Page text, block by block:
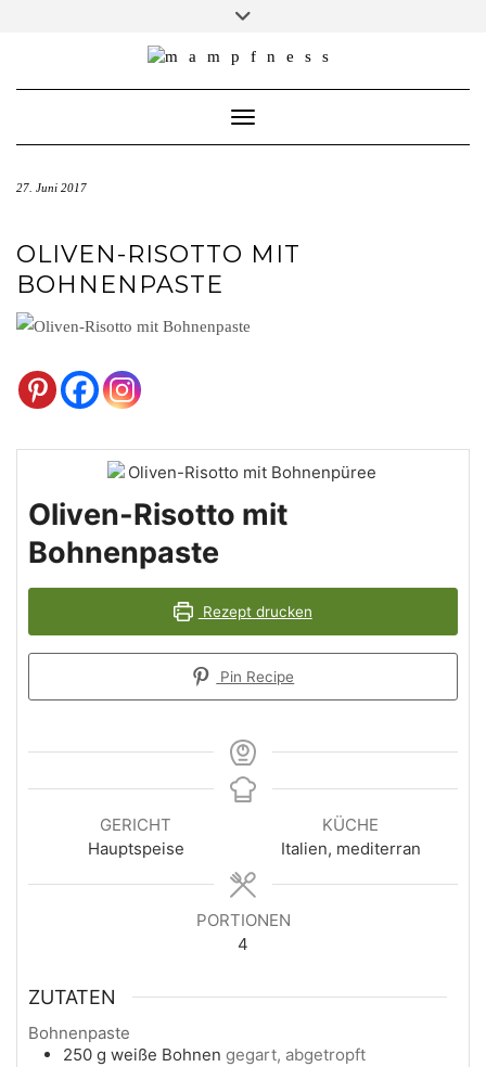
ÜBER MAMPFNESS
DATENSCHUTZToggle Navigation
27. Juni 2017
OLIVEN-RISOTTO MIT
BOHNENPASTE
Oliven-Risotto mit
Bohnenpaste
Rezept drucken
Pin Recipe
GERICHT
Hauptspeise
KÜCHE
Italien, mediterran
PORTIONEN
4
ZUTATEN
Bohnenpaste
250 g weiße Bohnen gegart, abgetropft